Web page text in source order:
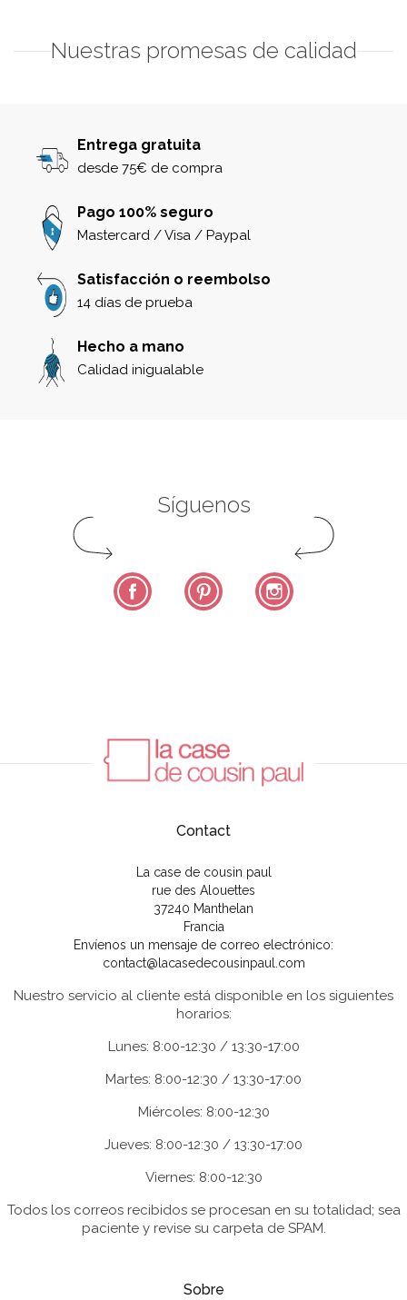
Nuestras promesas de calidad
Entrega gratuita
desde 75€ de compra
Pago 100% seguro
Mastercard / Visa / Paypal
Satisfacción o reembolso
14 días de prueba
Hecho a mano
Calidad inigualable
Síguenos
Facebook Pinterest
Contact
La case de cousin paul
rue des Alouettes
37240 Manthelan
Francia
Envíenos un mensaje de correo electrónico:
contact@lacasedecousinpaul.com
Nuestro servicio al cliente está disponible en los siguientes
horarios:
Lunes: 8:00-12:30 / 13:30-17:00
Martes: 8:00-12:30 / 13:30-17:00
Miércoles: 8:00-12:30
Jueves: 8:00-12:30 / 13:30-17:00
Viernes: 8:00-12:30
Todos los correos recibidos se procesan en su totalidad; sea
paciente y revise su carpeta de SPAM.
Sobre